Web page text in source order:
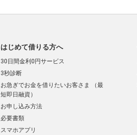
はじめて借りる方へ
30日間金利0円サービス
3秒診断
お急ぎでお金を借りたいお客さま （最
短即日融資）
お申し込み方法
必要書類
スマホアプリ